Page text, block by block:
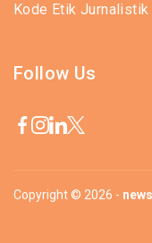
Kode Etik Jurnalistik
Follow Us
Copyright © 2026 -